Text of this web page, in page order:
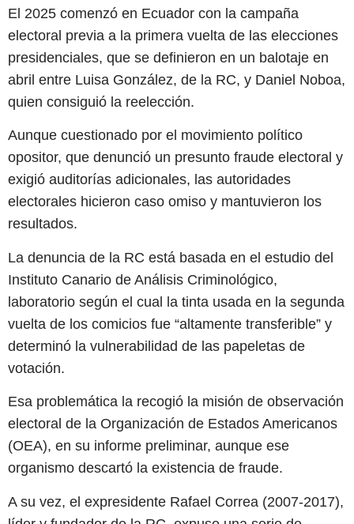
El 2025 comenzó en Ecuador con la campaña
electoral previa a la primera vuelta de las elecciones
presidenciales, que se definieron en un balotaje en
abril entre Luisa González, de la RC, y Daniel Noboa,
quien consiguió la reelección.
Aunque cuestionado por el movimiento político
opositor, que denunció un presunto fraude electoral y
exigió auditorías adicionales, las autoridades
electorales hicieron caso omiso y mantuvieron los
resultados.
La denuncia de la RC está basada en el estudio del
Instituto Canario de Análisis Criminológico,
laboratorio según el cual la tinta usada en la segunda
vuelta de los comicios fue “altamente transferible” y
determinó la vulnerabilidad de las papeletas de
votación.
Esa problemática la recogió la misión de observación
electoral de la Organización de Estados Americanos
(OEA), en su informe preliminar, aunque ese
organismo descartó la existencia de fraude.
A su vez, el expresidente Rafael Correa (2007-2017),